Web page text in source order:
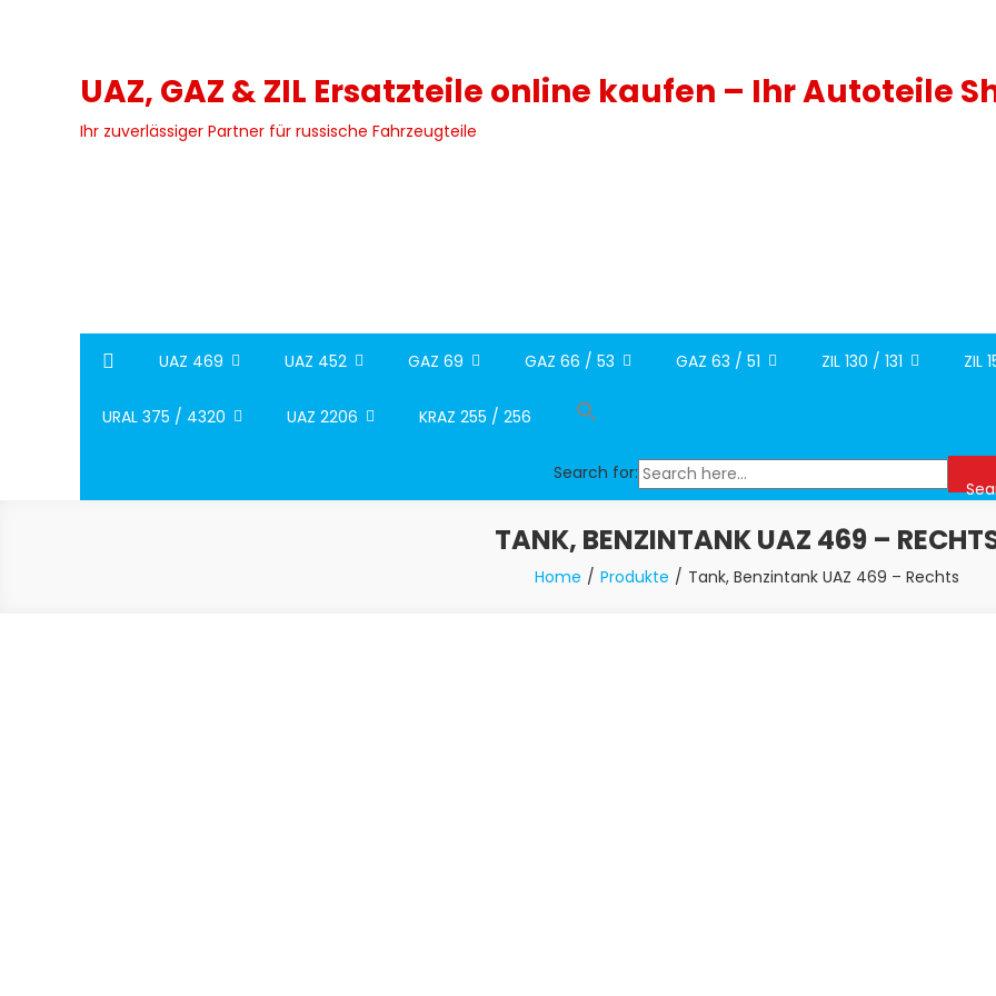
UAZ, GAZ & ZIL Ersatzteile online kaufen – Ihr Autoteile
Ihr zuverlässiger Partner für russische Fahrzeugteile
UAZ 469 UAZ 452 GAZ 69 GAZ 66 / 53 GAZ 63 / 51 ZIL 130 / 131 ZIL
URAL 375 / 4320 UAZ 2206 KRAZ 255 / 256
Search for:
TANK, BENZINTANK UAZ 469 –
Home Produkte Tank, Benzintank UAZ 469 – Rechts